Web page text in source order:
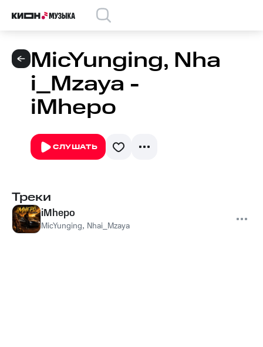
MicYunging, Nha
i_Mzaya -
iMhepo
СЛУШАТЬ
Треки
iMhepo
MicYunging, Nhai_Mzaya